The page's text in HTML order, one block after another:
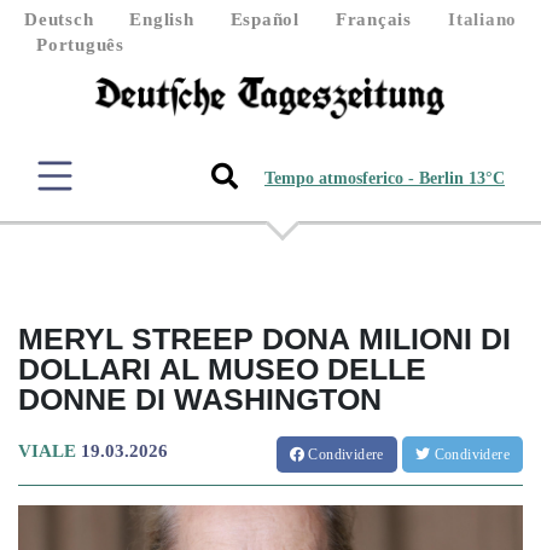
Deutsch English Español Français
Italiano
Português
Tempo atmosferico - Berlin 13°C
MERYL STREEP DONA MILIONI DI
DOLLARI AL MUSEO DELLE
DONNE DI WASHINGTON
VIALE 19.03.2026 Condividere Condividere